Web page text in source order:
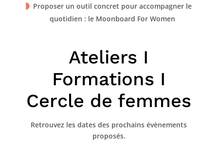
Proposer un outil concret pour accompagner le
quotidien : le Moonboard For Women
Ateliers I
Formations I
Cercle de femmes
Retrouvez les dates des prochains évènements
proposés.